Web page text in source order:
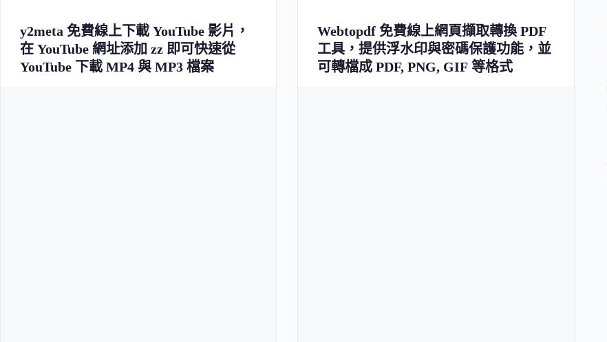
y2meta 免費線上下載 YouTube 影片，
在 YouTube 網址添加 zz 即可快速從
YouTube 下載 MP4 與 MP3 檔案
Webtopdf 免費線上網頁擷取轉換 PDF
工具，提供浮水印與密碼保護功能，並
可轉檔成 PDF, PNG, GIF 等格式